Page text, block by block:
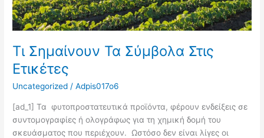
Τι Σημαίνουν Τα Σύμβολα Στις
Ετικέτες
Uncategorized /Adpis017o6
[ad_1] Τα φυτοπροστατευτικά προϊόντα, φέρουν ενδείξεις σε
συντομογραφίες ή ολογράφως για τη χημική δομή του
σκευάσματος που περιέχουν. Ωστόσο δεν είναι λίγες οι